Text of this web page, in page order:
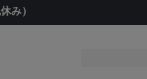
み）